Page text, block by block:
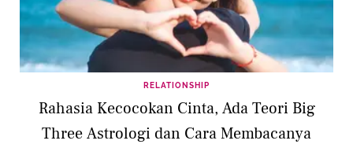
RELATIONSHIP
Rahasia Kecocokan Cinta, Ada Teori Big
Three Astrologi dan Cara Membacanya